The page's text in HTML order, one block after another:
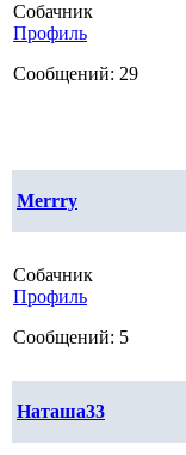
Собачник
Профиль
Сообщений: 29
Merrry
Собачник
Профиль
Сообщений: 5
Наташа33